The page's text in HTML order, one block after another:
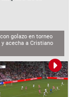
golazo en torneo
acecha a Cristiano